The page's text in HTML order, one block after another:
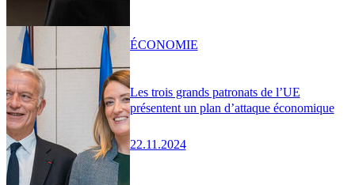
Les trois grands patronats de l’UE
présentent un plan d’attaque économique
22.11.2024
ÉCONOMIE